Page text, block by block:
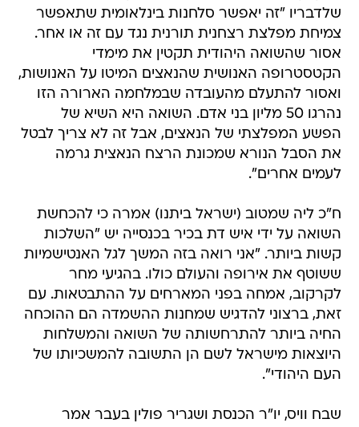
שלדבריו "זה יאפשר סלחנות בינלאומית שתאפשר
צמיחת מפלצת רצחנית תורנית נגד עם זה או אחר.
אסור שהשואה היהודית תקטין את מימדי
הקטסטרופה האנושית שהנאצים המיטו על האנושות,
ואסור להתעלם מהעובדה שבמלחמה הארורה הזו
נהרגו 50 מליון בני אדם. השואה היא השיא של
הפשע המפלצתי של הנאצים, אבל זה לא צריך לבטל
את הסבל הנורא שמכונת הרצח הנאצית גרמה
לעמים אחרים".
ח"כ ליה שמטוב (ישראל ביתנו) אמרה כי להכחשת
השואה על ידי איש דת בכיר בכנסייה יש "השלכות
קשות ביותר. "אני רואה בזה המשך לגל האנטישמיות
ששוטף את אירופה והעולם כולו. בהגיעי מחר
לקרקוב, אמחה בפני המארחים על ההתבטאות. עם
זאת, ברצוני להדגיש שמחנות ההשמדה הם ההוכחה
החיה ביותר להתרחשותה של השואה והמשלחות
היוצאות מישראל לשם הן התשובה להמשכיותו של
העם היהודי".
שבח וויס, יו"ר הכנסת ושגריר פולין בעבר אמר